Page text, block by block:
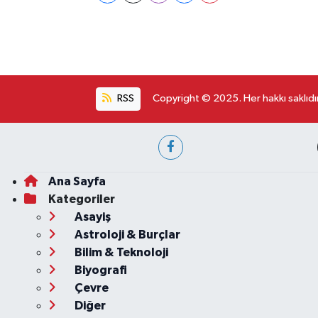
RSS Copyright © 2025. Her hakkı
Ana Sayfa
Kategoriler
Asayiş
Astroloji & Burçlar
Bilim & Teknoloji
Biyografi
Çevre
Diğer